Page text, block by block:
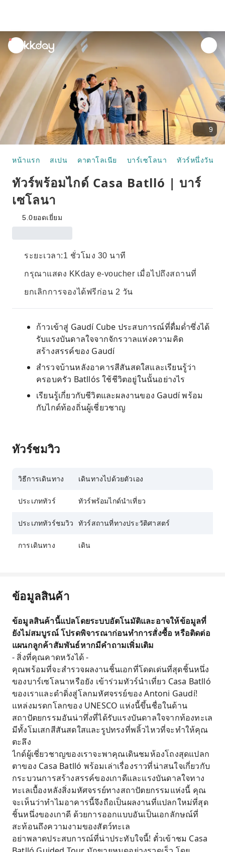
unread
notifications
9
หน้าแรก สเปน คาตาโลเนีย บาร์เซโลนา ทัวร์หนึ่งวัน
ทัวร์พร้อมไกด์ Casa Batlló | บาร์
เซโลนา
5.0ยอดเยี่ยม
ระยะเวลา:1 ชั่วโมง 30 นาที
กรุณาแสดง KKday e-voucher เมื่อไปถึงสถานที่
ยกเลิกการจองได้ฟรีก่อน 2 วัน
ก้าวเข้าสู่ Gaudí Cube ประสบการณ์ที่ดื่มด่ำซึ่งได้
รับแรงบันดาลใจจากจักรวาลแห่งความคิด
สร้างสรรค์ของ Gaudí
สำรวจบ้านหลังอาคารสีสันสดใสและเรียนรู้ว่า
ครอบครัว Batllós ใช้ชีวิตอยู่ในนั้นอย่างไร
เรียนรู้เกี่ยวกับชีวิตและผลงานของ Gaudí พร้อม
กับไกด์ท้องถิ่นผู้เชี่ยวชาญ
ทัวร์ชมวิว
วิธีการเดินทาง เดินทางไปด้วยตัวเอง
ประเภททัวร์ ทัวร์พร้อมไกด์นำเที่ยว
ประเภททัวร์ชมวิว ทัวร์สถานที่ทางประวัติศาสตร์
การเดินทาง เดิน
ข้อมูลสินค้า
ข้อมูลสินค้านี้แปลโดยระบบอัตโนมัติและอาจให้ข้อมูลที่
ยังไม่สมบูรณ์ โปรดพิจารณาก่อนทำการสั่งซื้อ หรือติดต่อ
แผนกลูกค้าสัมพันธ์หากมีคำถามเพิ่มเติม
- สิ่งที่คุณคาดหวังได้ -
คุณพร้อมที่จะสำรวจผลงานชิ้นเอกที่โดดเด่นที่สุดชิ้นหนึ่ง
ของบาร์เซโลนาหรือยัง เข้าร่วมทัวร์นำเที่ยว Casa Batlló
ของเราและดำดิ่งสู่โลกมหัศจรรย์ของ Antoni Gaudí!
แหล่งมรดกโลกของ UNESCO แห่งนี้ขึ้นชื่อในด้าน
สถาปัตยกรรมอันน่าทึ่งที่ได้รับแรงบันดาลใจจากท้องทะเล
มีทั้งโมเสกสีสันสดใสและรูปทรงที่พลิ้วไหวที่จะทำให้คุณ
ตะลึง
ไกด์ผู้เชี่ยวชาญของเราจะพาคุณเดินชมห้องโถงสุดแปลก
ตาของ Casa Batlló พร้อมเล่าเรื่องราวที่น่าสนใจเกี่ยวกับ
กระบวนการสร้างสรรค์ของเกาดีและแรงบันดาลใจทาง
ทะเลเบื้องหลังสิ่งมหัศจรรย์ทางสถาปัตยกรรมแห่งนี้ คุณ
จะเห็นว่าทำไมอาคารนี้จึงถือเป็นผลงานที่แปลกใหม่ที่สุด
ชิ้นหนึ่งของเกาดี ด้วยการออกแบบอันเป็นเอกลักษณ์ที่
สะท้อนถึงความงามของสัตว์ทะเล
อย่าพลาดประสบการณ์ที่น่าประทับใจนี้! ตั๋วเข้าชม Casa